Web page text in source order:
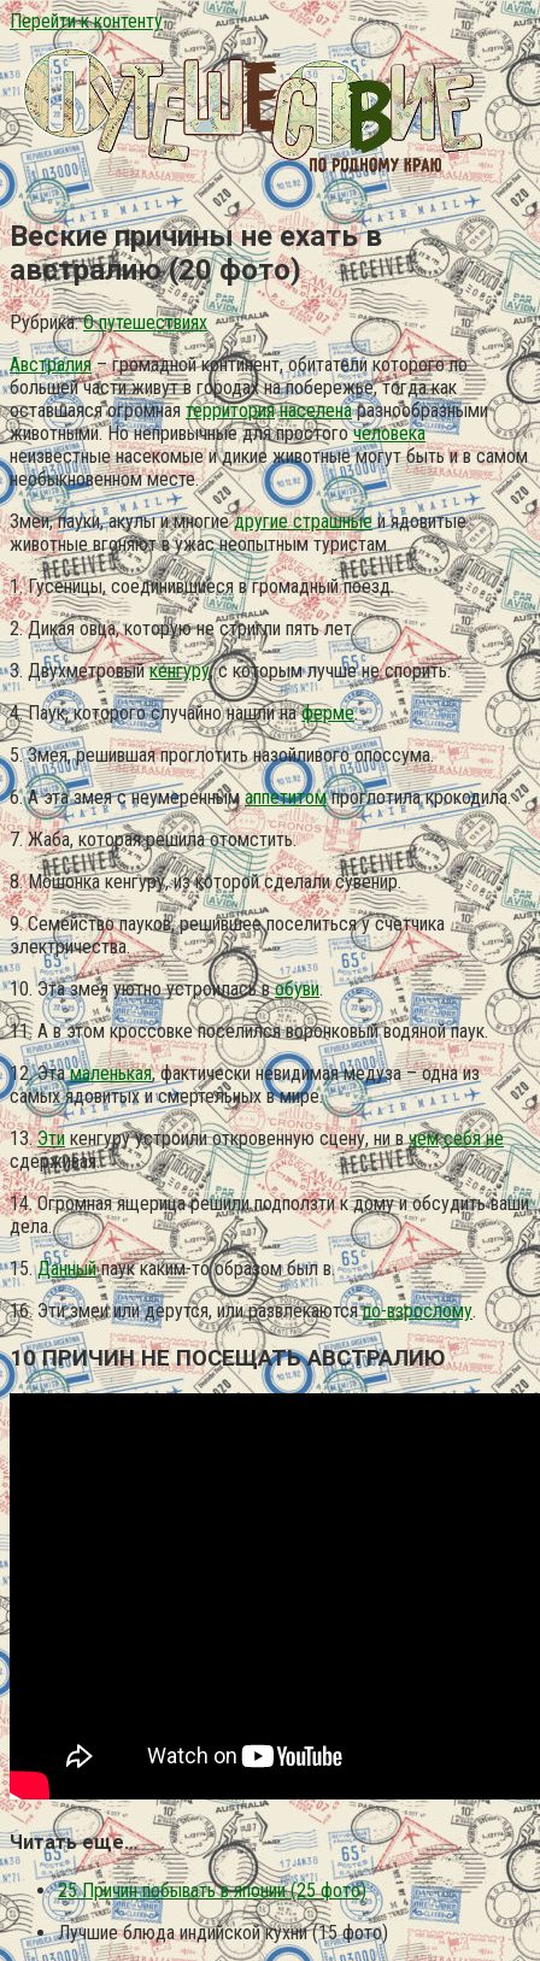
Перейти к контенту
Веские причины не ехать в
австралию (20 фото)
Рубрика: О путешествиях
Австралия– громадной континент, обитатели которого по
большей части живут в городах на побережье, тогда как
оставшаяся огромная территория населенаразнообразными
животными. Но непривычные для простогочеловека
неизвестные насекомые и дикие животные могут быть и в самом
необыкновенном месте.
Змеи, пауки, акулы и многиедругие страшныеи ядовитые
животные вгоняют в ужас неопытным туристам.
1. Гусеницы, соединившиеся в громадный поезд.
2. Дикая овца, которую не стригли пять лет.
3. Двухметровыйкенгуру, с которым лучше не спорить.
4. Паук, которого случайно нашли наферме.
5. Змея, решившая проглотить назойливого опоссума.
6. А эта змея с неумереннымаппетитомпроглотила крокодила.
7. Жаба, которая решила отомстить.
8. Мошонка кенгуру, из которой сделали сувенир.
9. Семейство пауков, решившее поселиться у счетчика
электричества.
10. Эта змея уютно устроилась вобуви.
11. А в этом кроссовке поселился воронковый водяной паук.
12. Этамаленькая, фактически невидимая медуза – одна из
самых ядовитых и смертельных в мире.
13.Этикенгуру устроили откровенную сцену, ни вчем себя не
сдерживая.
14. Огромная ящерица решили подползти к дому и обсудить ваши
дела.
15.Данныйпаук каким-то образом был в.
16. Эти змеи или дерутся, или развлекаютсяпо-взрослому.
10 ПРИЧИН НЕ ПОСЕЩАТЬ АВСТРАЛИЮ
Читать еще…
25 Причин побывать в японии (25 фото)
Лучшие блюда индийской кухни (15 фото)